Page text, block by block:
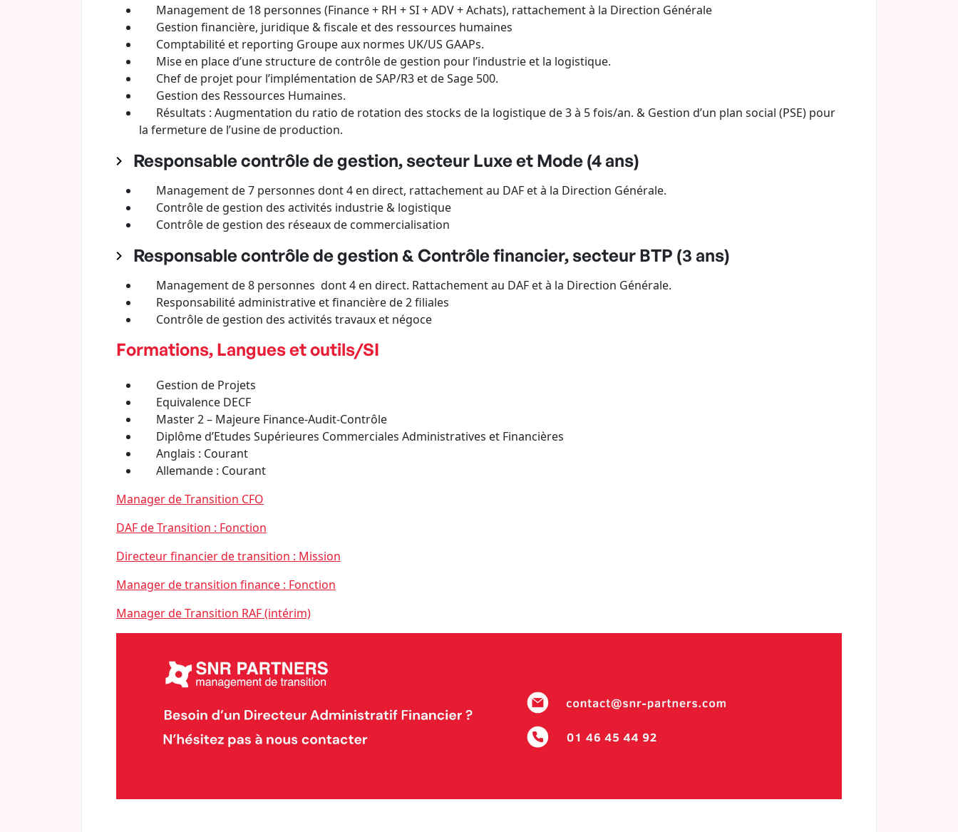
Management de 18 personnes (Finance + RH + SI + ADV + Achats), rattachement à la Direction Générale
Gestion financière, juridique & fiscale et des ressources humaines
Comptabilité et reporting Groupe aux normes UK/US GAAPs.
Mise en place d’une structure de contrôle de gestion pour l’industrie et la logistique.
Chef de projet pour l’implémentation de SAP/R3 et de Sage 500.
Gestion des Ressources Humaines.
Résultats : Augmentation du ratio de rotation des stocks de la logistique de 3 à 5 fois/an. & Gestion d’un plan social (PSE) pour
la fermeture de l’usine de production.
Responsable contrôle de gestion, secteur Luxe et Mode (4 ans)
Management de 7 personnes dont 4 en direct, rattachement au DAF et à la Direction Générale.
Contrôle de gestion des activités industrie & logistique
Contrôle de gestion des réseaux de commercialisation
Responsable contrôle de gestion & Contrôle financier, secteur BTP (3 ans)
Management de 8 personnes dont 4 en direct. Rattachement au DAF et à la Direction Générale.
Responsabilité administrative et financière de 2 filiales
Contrôle de gestion des activités travaux et négoce
Formations, Langues et outils/SI
Gestion de Projets
Equivalence DECF
Master 2 – Majeure Finance-Audit-Contrôle
Diplôme d’Etudes Supérieures Commerciales Administratives et Financières
Anglais : Courant
Allemande : Courant
Manager de Transition CFO
DAF de Transition : Fonction
Directeur financier de transition : Mission
Manager de transition finance : Fonction
Manager de Transition RAF (intérim)